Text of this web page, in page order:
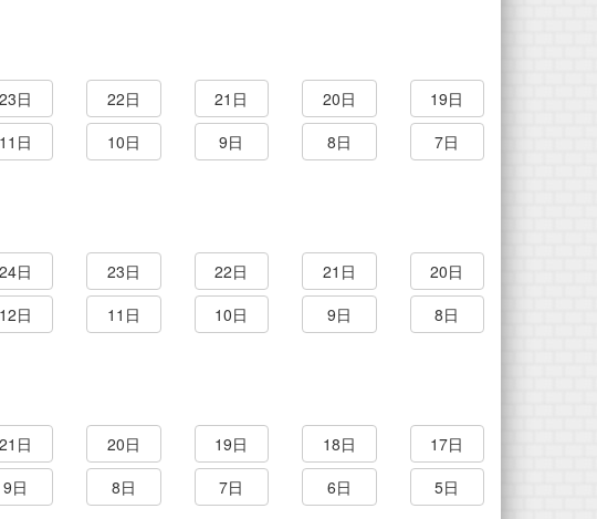
23日 22日 21日 20日
19日
11日 10日 9日 8日
7日
24日 23日 22日 21日
20日
12日 11日 10日 9日
8日
21日 20日 19日 18日
17日
9日 8日 7日 6日 5日